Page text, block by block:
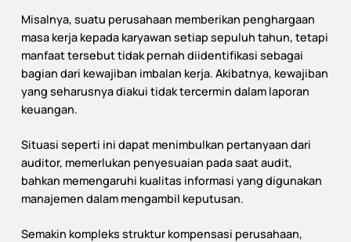
Misalnya, suatu perusahaan memberikan penghargaan
masa kerja kepada karyawan setiap sepuluh tahun, tetapi
manfaat tersebut tidak pernah diidentifikasi sebagai
bagian dari kewajiban imbalan kerja. Akibatnya, kewajiban
yang seharusnya diakui tidak tercermin dalam laporan
keuangan.
Situasi seperti ini dapat menimbulkan pertanyaan dari
auditor, memerlukan penyesuaian pada saat audit,
bahkan memengaruhi kualitas informasi yang digunakan
manajemen dalam mengambil keputusan.
Semakin kompleks struktur kompensasi perusahaan,